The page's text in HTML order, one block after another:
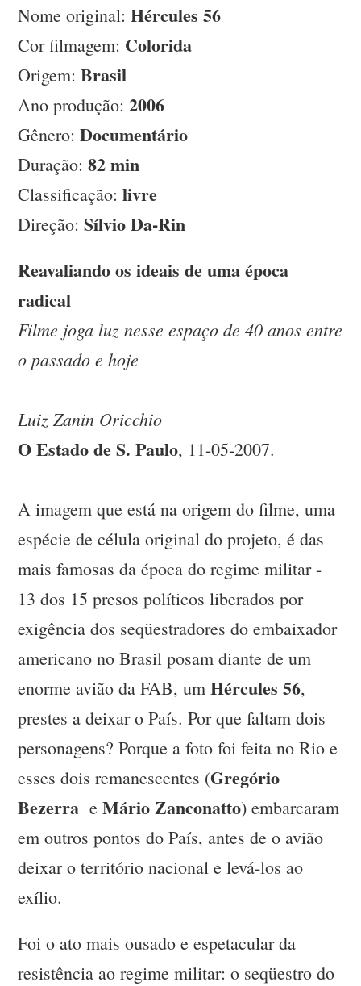
Nome original:Hércules 56
Cor filmagem: Colorida
Origem:Brasil
Ano produção:2006
Gênero:Documentário
Duração:82 min
Classificação:livre
Direção:Sílvio Da-Rin
Reavaliando os ideais de uma época
radical
Filme joga luz nesse espaço de 40 anos entre
o passado e hoje
Luiz Zanin Oricchio
O Estado de S. Paulo, 11-05-2007.
A imagem que está na origem do filme, uma
espécie de célula original do projeto, é das
mais famosas da época do regime militar -
13 dos 15 presos políticos liberados por
exigência dos seqüestradores do embaixador
americano no Brasil posam diante de um
enorme avião da FAB, um Hércules 56,
prestes a deixar o País. Por que faltam dois
personagens? Porque a foto foi feita no Rio e
esses dois remanescentes (Gregório
Bezerra eMário Zanconatto) embarcaram
em outros pontos do País, antes de o avião
deixar o território nacional e levá-los ao
exílio.
Foi o ato mais ousado e espetacular da
resistência ao regime militar: o seqüestro do